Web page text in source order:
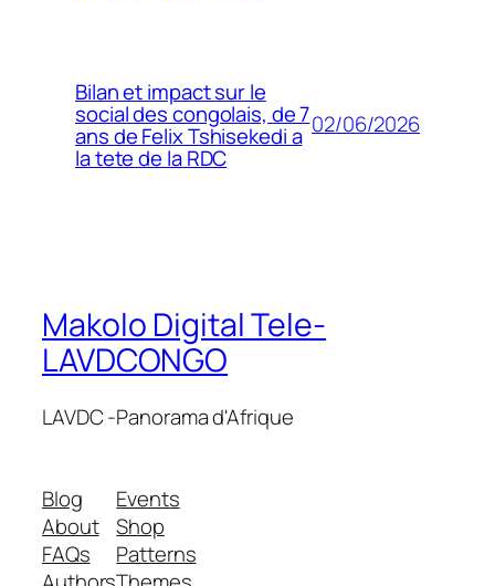
Bilan et impact sur le
social des congolais, de 7
ans de Felix Tshisekedi a
la tete de la RDC
02/06/2026
Makolo Digital Tele-
LAVDCONGO
LAVDC -Panorama d'Afrique
Blog
About
FAQs
Events
Shop
Patterns